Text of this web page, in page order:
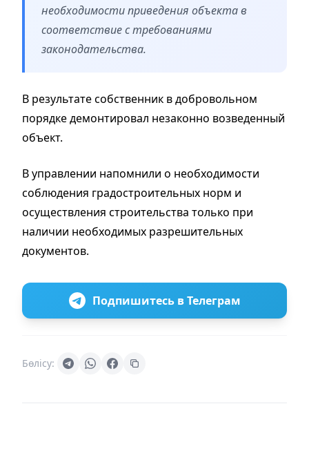
необходимости приведения объекта в
соответствие с требованиями
законодательства.
В результате собственник в добровольном
порядке демонтировал незаконно возведенный
объект.
В управлении напомнили о необходимости
соблюдения градостроительных норм и
осуществления строительства только при
наличии необходимых разрешительных
документов.
Подпишитесь в Телеграм
Бөлісу: